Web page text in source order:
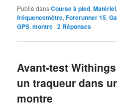
Publié dansCourse à pied,Matériel
fréquencemètre,Forerunner 15,
GPS,montre |2 Réponses
Avant-test
un traqueur dans
montre